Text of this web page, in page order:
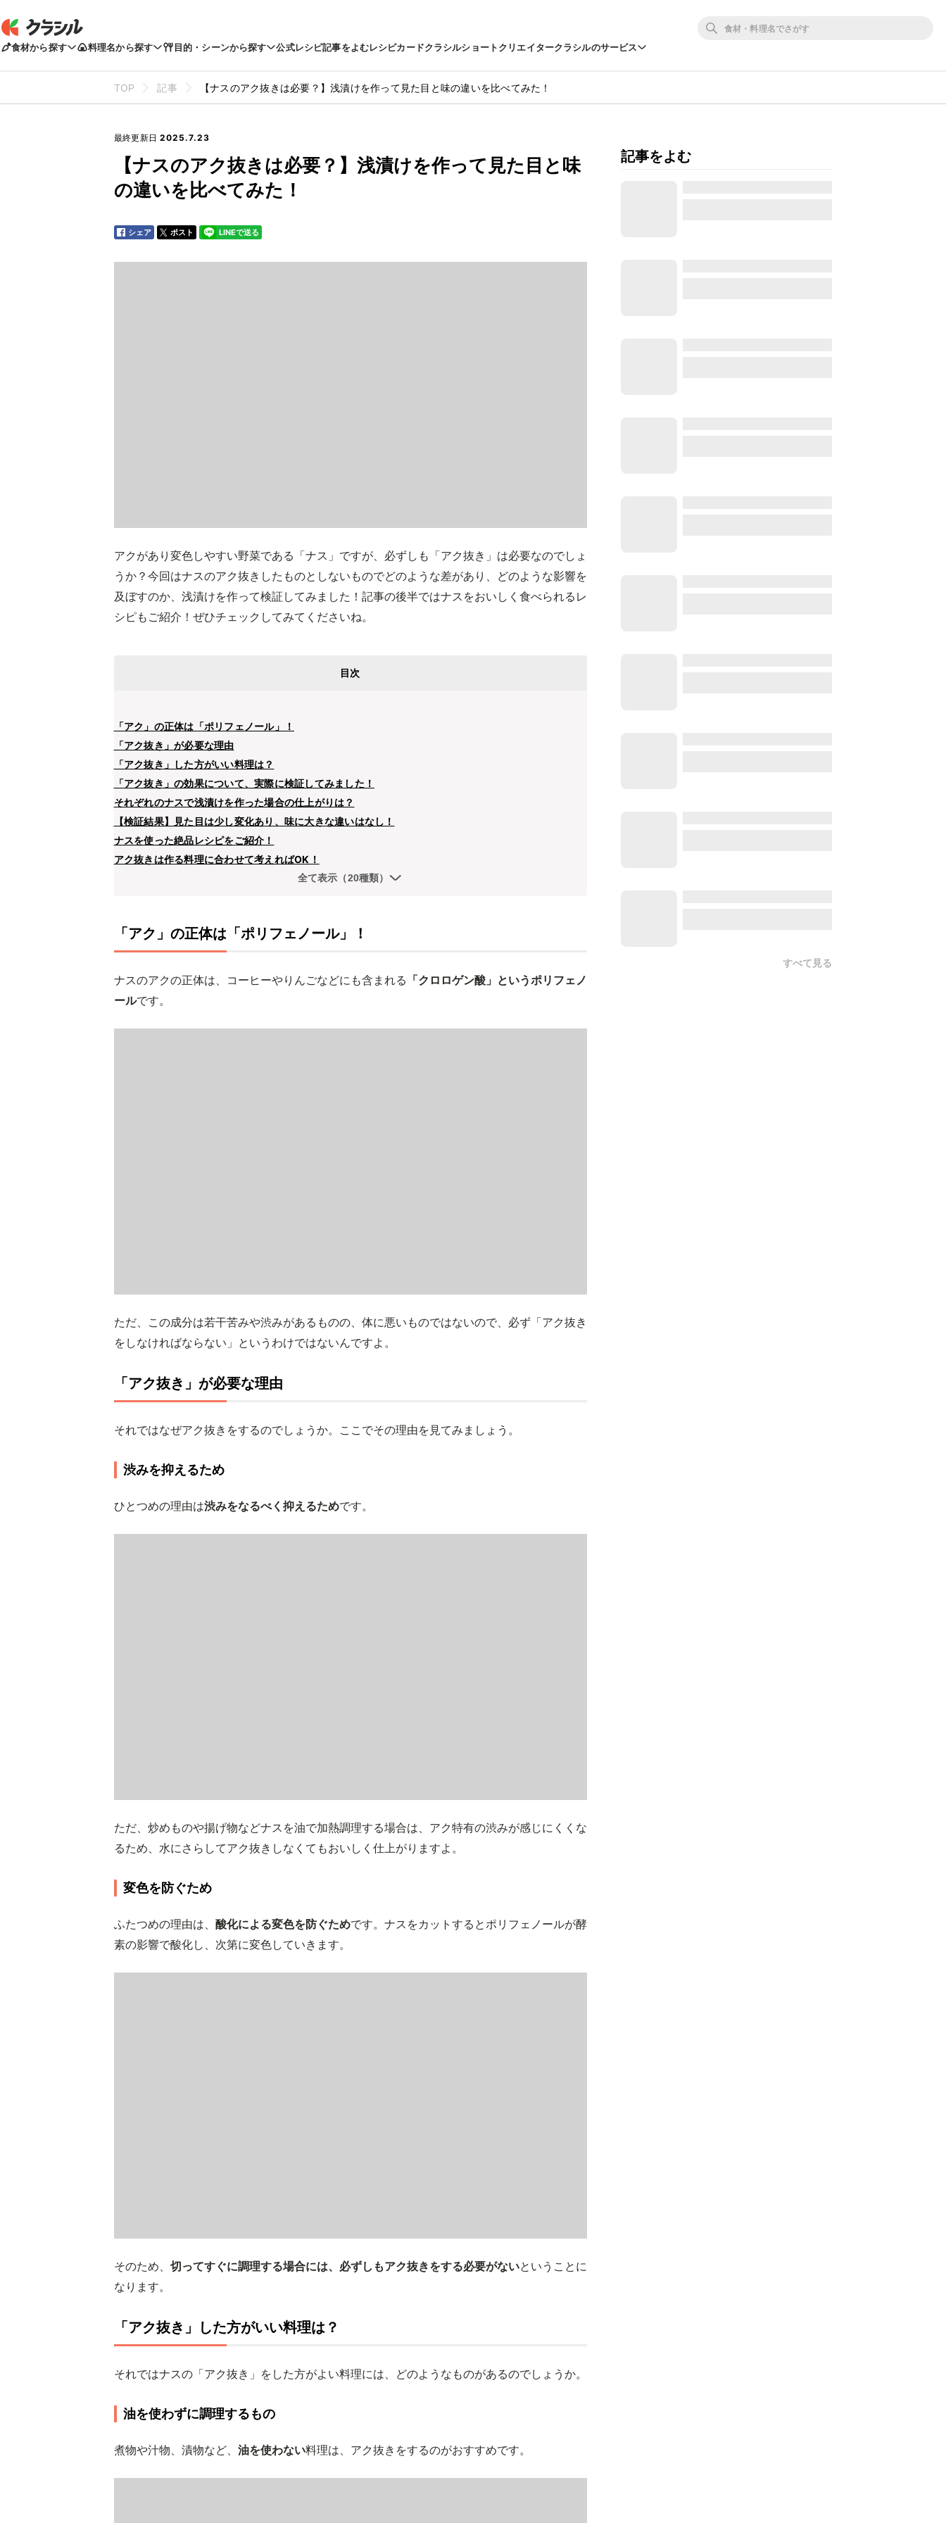
食材から探す 料理名から探す 目的・シーンから探す 公式レシピ記事をよむレシピカードクラシルショートクリエイタークラシルのサービス
TOP 記事 【ナスのアク抜きは必要？】浅漬けを作って見た目と味の違いを比べてみた！
最終更新日 2025.7.23
【ナスのアク抜きは必要？】浅漬けを作って見た目と味
の違いを比べてみた！
シェア ポスト LINEで送る
アクがあり変色しやすい野菜である「ナス」ですが、必ずしも「アク抜き」は必要なのでしょ
うか？今回はナスのアク抜きしたものとしないものでどのような差があり、どのような影響を
及ぼすのか、浅漬けを作って検証してみました！記事の後半ではナスをおいしく食べられるレ
シピもご紹介！ぜひチェックしてみてくださいね。
目次
「アク」の正体は「ポリフェノール」！
「アク抜き」が必要な理由
「アク抜き」した方がいい料理は？
「アク抜き」の効果について、実際に検証してみました！
それぞれのナスで浅漬けを作った場合の仕上がりは？
【検証結果】見た目は少し変化あり、味に大きな違いはなし！
ナスを使った絶品レシピをご紹介！
アク抜きは作る料理に合わせて考えればOK！
全て表示（20種類）
「アク」の正体は「ポリフェノール」！
ナスのアクの正体は、コーヒーやりんごなどにも含まれる 「クロロゲン酸」というポリフェノ
ールです。
ただ、この成分は若干苦みや渋みがあるものの、体に悪いものではないので、必ず「アク抜き
をしなければならない」というわけではないんですよ。
「アク抜き」が必要な理由
それではなぜアク抜きをするのでしょうか。ここでその理由を見てみましょう。
渋みを抑えるため
ひとつめの理由は渋みをなるべく抑えるためです。
ただ、炒めものや揚げ物などナスを油で加熱調理する場合は、アク特有の渋みが感じにくくな
るため、水にさらしてアク抜きしなくてもおいしく仕上がりますよ。
変色を防ぐため
ふたつめの理由は、 酸化による変色を防ぐためです。ナスをカットするとポリフェノールが酵
素の影響で酸化し、次第に変色していきます。
そのため、 切ってすぐに調理する場合には、必ずしもアク抜きをする必要がないということに
なります。
「アク抜き」した方がいい料理は？
それではナスの「アク抜き」をした方がよい料理には、どのようなものがあるのでしょうか。
油を使わずに調理するもの
煮物や汁物、漬物など、 油を使わない料理は、アク抜きをするのがおすすめです。
記事をよむ
すべて見る